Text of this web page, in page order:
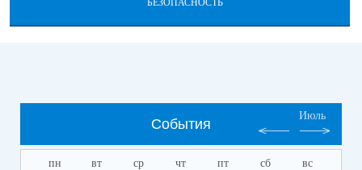
БЕЗОПАСНОСТЬ
События
Июль
пн вт ср чт пт сб вс